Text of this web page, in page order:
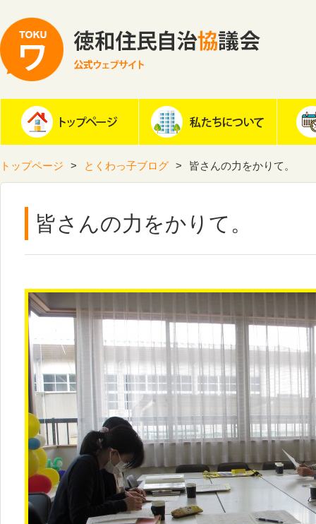
トップページ とくわっ子ブログ 皆さんの力をかりて。
皆さんの力をかりて。